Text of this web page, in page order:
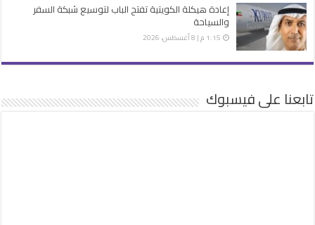
إعادة هيكلة الكويتية تفتح الباب لتوسيع شبكة السفر
والسياحة
1:15 م | 8 أغسطس، 2026
تابعنا على فيسبوك